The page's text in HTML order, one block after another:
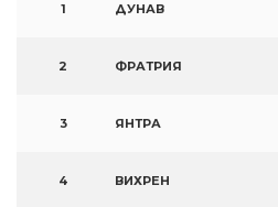
1 ДУНАВ
2 ФРАТРИЯ
3 ЯНТРА
4 ВИХРЕН